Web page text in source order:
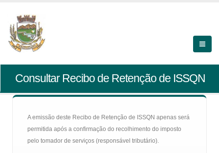
Consultar Recibo de Retenção de ISSQN
A emissão deste Recibo de Retenção de ISSQN apenas será
permitida após a confirmação do recolhimento do imposto
pelo tomador de serviços (responsável tributário).